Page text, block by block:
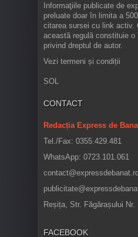
Informaţiile publicate de
preluate doar în limita a
citarea sursei cu link activ.
această regulă constituie
privind dreptul de autor.
Vezi termeni și condiții
SOL
CONTACT
Redacția Express de
Tel./Fax: 0355.429.481
WhatsApp: 0723.101.061
Reșița, Str. Făgărașului Nr.
FACEBOOK